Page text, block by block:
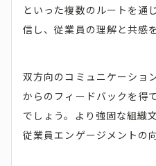
といった複数のルートを通
信し、従業員の理解と共感
双方向のコミュニケーショ
からのフィードバックを得
でしょう。より強固な組織
従業員エンゲージメントの